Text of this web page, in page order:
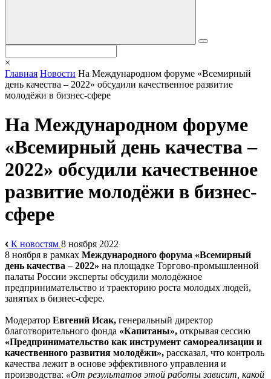
×
Главная Новости На Международном форуме «Всемирный
день качества – 2022» обсудили качественное развитие
молодёжи в бизнес-сфере
На Международном форуме
«Всемирный день качества –
2022» обсудили качественное
развитие молодёжи в бизнес-
сфере
К новостям 8 ноября 2022
8 ноября в рамках Международного форума «Всемирный
день качества – 2022» на площадке Торгово-промышленной
палаты России эксперты обсудили молодёжное
предпринимательство и траекторию роста молодых людей,
занятых в бизнес-сфере.
Модератор Евгений Исак, генеральный директор
благотворительного фонда «Капитаны», открывая сессию
«Предпринимательство как инструмент самореализации и
качественного развития молодёжи», рассказал, что контроль
качества лежит в основе эффективного управления и
производства: «От результатов этой работы зависит, какой